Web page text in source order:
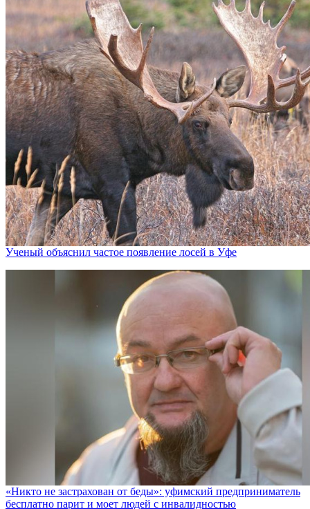
Ученый объяснил частое появление лосей в Уфе
«Никто не заcтрахован от беды»: уфимский предприниматель
бесплатно парит и моет людей с инвалидностью